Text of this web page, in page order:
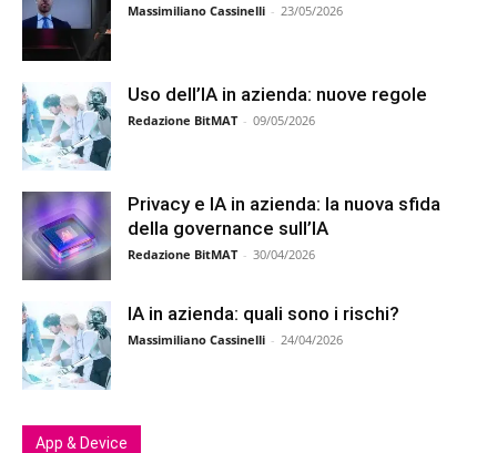
Massimiliano Cassinelli - 23/05/2026
Uso dell’IA in azienda: nuove regole
Redazione BitMAT - 09/05/2026
Privacy e IA in azienda: la nuova sfida
della governance sull’IA
Redazione BitMAT - 30/04/2026
IA in azienda: quali sono i rischi?
Massimiliano Cassinelli - 24/04/2026
App & Device